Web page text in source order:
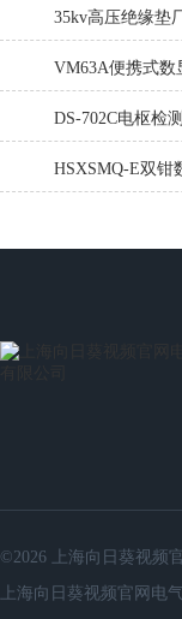
绝缘垫66KV高
35kv高压绝缘垫
绝缘垫20KV高
VM63A便携式数
VM63A便携式数
DS-702C电枢检
电枢检测仪
HSXSMQ-E双钳
©2026 上海向日葵视频
上海向日葵视频官网电